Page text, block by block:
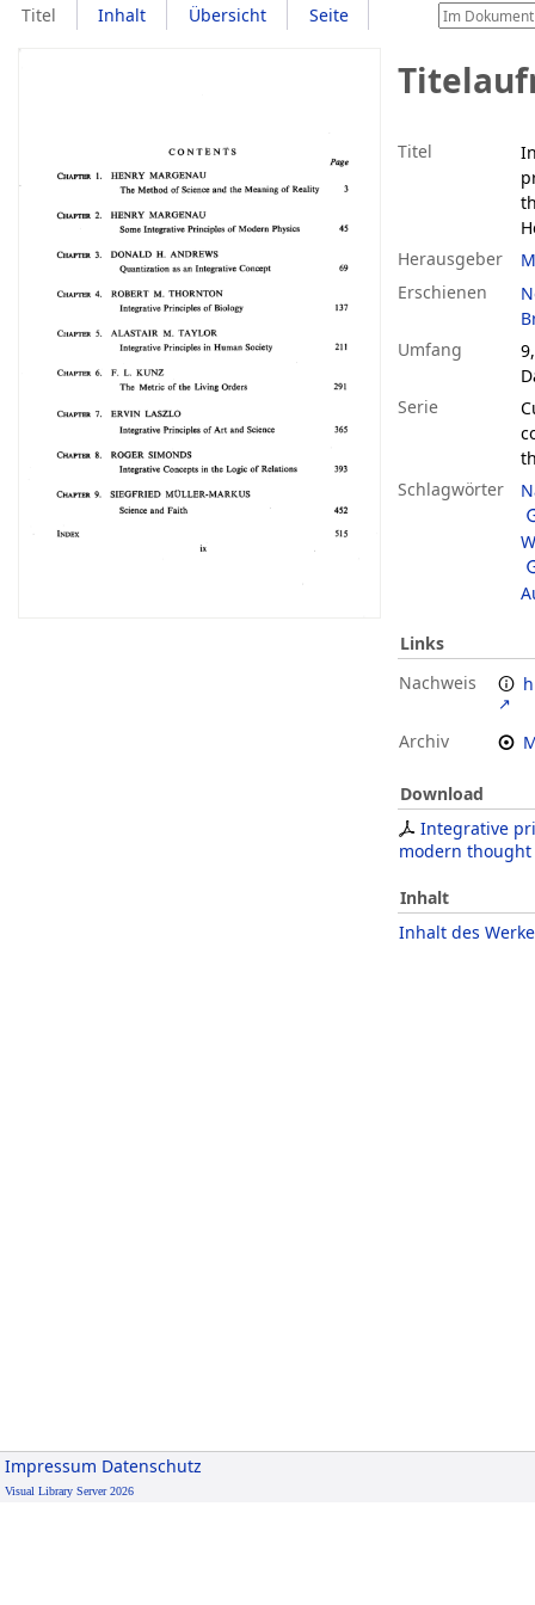
Titel Inhalt Übersicht Seite
Titel
Herausgeber
Erschienen
Umfang
Serie
Schlagwörter
Links
Nachweis
Archiv
Download
Integrative
modern thought
Inhalt
Inhalt des
Impressum Datenschutz
Visual Library Server 2026